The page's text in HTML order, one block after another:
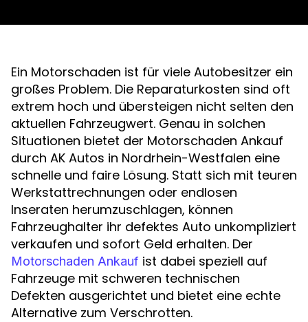
Ein Motorschaden ist für viele Autobesitzer ein
großes Problem. Die Reparaturkosten sind oft
extrem hoch und übersteigen nicht selten den
aktuellen Fahrzeugwert. Genau in solchen
Situationen bietet der Motorschaden Ankauf
durch AK Autos in Nordrhein-Westfalen eine
schnelle und faire Lösung. Statt sich mit teuren
Werkstattrechnungen oder endlosen
Inseraten herumzuschlagen, können
Fahrzeughalter ihr defektes Auto unkompliziert
verkaufen und sofort Geld erhalten. Der
Motorschaden Ankauf ist dabei speziell auf
Fahrzeuge mit schweren technischen
Defekten ausgerichtet und bietet eine echte
Alternative zum Verschrotten.